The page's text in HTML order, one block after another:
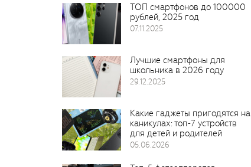
ТОП смартфонов до 100000
рублей, 2025 год
07.11.2025
Лучшие смартфоны для
школьника в 2026 году
29.12.2025
Какие гаджеты пригодятся на
каникулах: топ-7 устройств
для детей и родителей
05.06.2026